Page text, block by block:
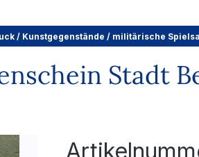
/ Kunstgegenstände / militärische
Stadt